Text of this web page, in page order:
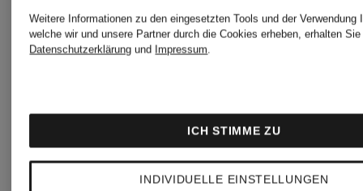
Sneaker
CHF 720
CITY
BAG
CHF
Weitere Informationen zu den eingesetzten Tools und der Verwendung
welche wir und unsere Partner durch die Cookies erheben, erhalten
Datenschutzerklärung und Impressum.
INDIVIDUELLE EINSTELLUNGEN
ICH STIMME ZU